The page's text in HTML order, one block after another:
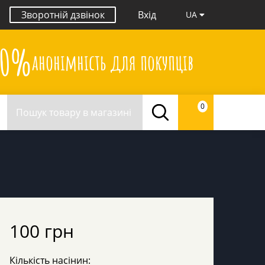
Зворотній дзвінок Вхід UA
анонімність для покупців
0
100 грн
Кількість насінин: